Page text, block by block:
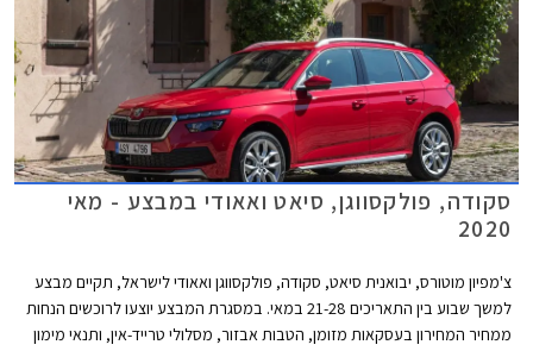
סקודה, פולקסווגן, סיאט ואאודי במבצע - מאי
2020
צ'מפיון מוטורס, יבואנית סיאט, סקודה, פולקסווגן ואאודי לישראל, תקיים מבצע
למשך שבוע בין התאריכים 21-28 במאי. במסגרת המבצע יוצעו לרוכשים הנחות
ממחיר המחירון בעסקאות מזומן, הטבות אבזור, מסלולי טרייד-אין, ותנאי מימון